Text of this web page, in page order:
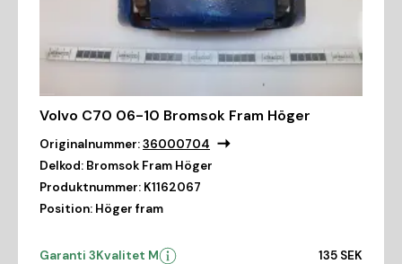
Volvo C70 06-10 Bromsok Fram Höger
Originalnummer:36000704
Delkod: Bromsok Fram Höger
Produktnummer: K1162067
Position: Höger fram
Garanti 3Kvalitet M 135 SEK